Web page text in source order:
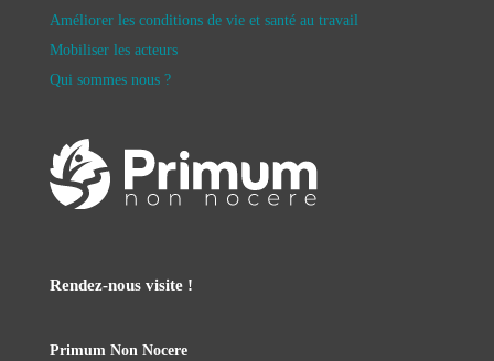
Améliorer les conditions de vie et santé au travail
Mobiliser les acteurs
Qui sommes nous ?
Rendez-nous visite !
Primum Non Nocere